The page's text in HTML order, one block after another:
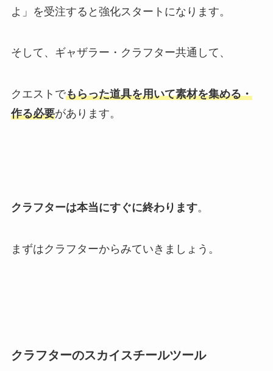
よ」を受注すると強化スタートになります。
そして、ギャザラー・クラフター共通して、
クエストでもらった道具を用いて素材を集める・
作る必要があります。
クラフターは本当にすぐに終わります。
まずはクラフターからみていきましょう。
クラフターのスカイスチールツール